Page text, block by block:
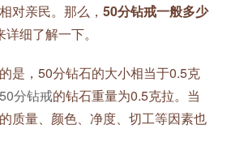
对亲民。那么， 50分钻戒一般多少
细了解一下。
，50分钻石的大小相当于0.5克
50分钻戒的钻石重量为0.5克拉。当
质量、颜色、净度、切工等因素也